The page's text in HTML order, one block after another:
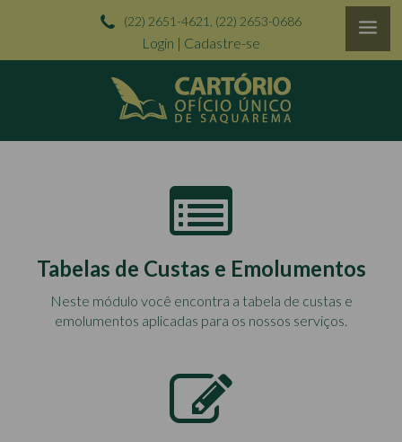
(22) 2651-4621, (22) 2653-0686
Login | Cadastre-se
Tabelas de Custas e Emolumentos
Neste módulo você encontra a tabela de custas e
emolumentos aplicadas para os nossos serviços.